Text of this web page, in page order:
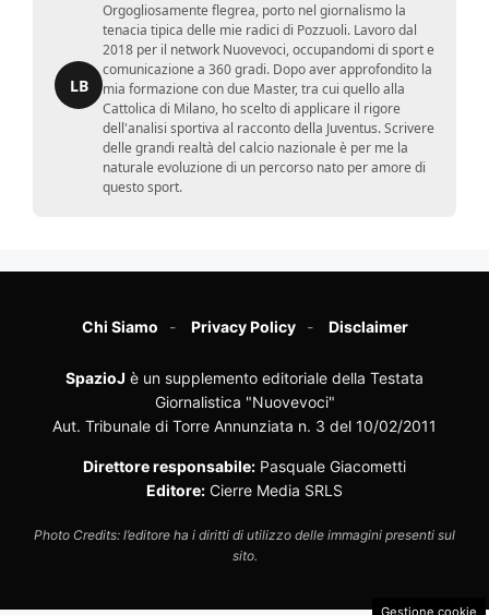
LB
Orgogliosamente flegrea, porto nel giornalismo la
tenacia tipica delle mie radici di Pozzuoli. Lavoro dal
2018 per il network Nuovevoci, occupandomi di sport e
comunicazione a 360 gradi. Dopo aver approfondito la
mia formazione con due Master, tra cui quello alla
Cattolica di Milano, ho scelto di applicare il rigore
dell'analisi sportiva al racconto della Juventus. Scrivere
delle grandi realtà del calcio nazionale è per me la
naturale evoluzione di un percorso nato per amore di
questo sport.
Chi Siamo Privacy Policy Disclaimer
SpazioJ è un supplemento editoriale della Testata
Giornalistica "Nuovevoci"
Aut. Tribunale di Torre Annunziata n. 3 del 10/02/2011
Direttore responsabile: Pasquale Giacometti
Editore: Cierre Media SRLS
Photo Credits: l’editore ha i diritti di utilizzo delle immagini presenti sul
sito.
Gestione cookie